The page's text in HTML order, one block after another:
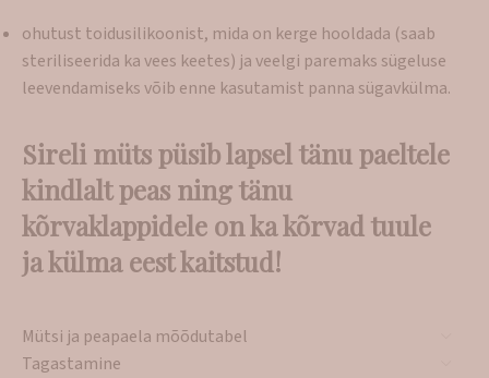
ohutust toidusilikoonist, mida on kerge hooldada (saab
steriliseerida ka vees keetes) ja veelgi paremaks sügeluse
leevendamiseks võib enne kasutamist panna sügavkülma.
Sireli müts püsib lapsel tänu paeltele
kindlalt peas ning tänu
kõrvaklappidele on ka kõrvad tuule
ja külma eest kaitstud!
Mütsi ja peapaela mõõdutabel
Tagastamine